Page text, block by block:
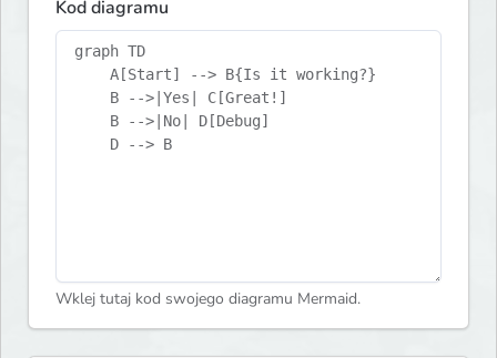
Kod diagramu
Wklej tutaj kod swojego diagramu Mermaid.